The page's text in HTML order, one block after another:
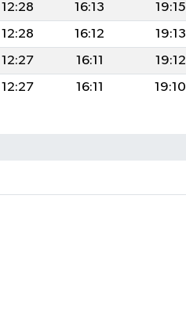
12:28 16:13 19:15
12:28 16:12 19:13
12:27 16:11 19:12
12:27 16:11 19:10